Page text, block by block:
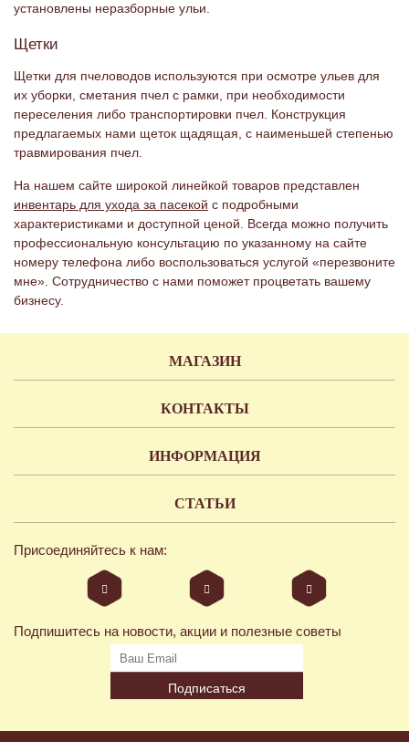
установлены неразборные ульи.
Щетки
Щетки для пчеловодов используются при осмотре ульев для
их уборки, сметания пчел с рамки, при необходимости
переселения либо транспортировки пчел. Конструкция
предлагаемых нами щеток щадящая, с наименьшей степенью
травмирования пчел.
На нашем сайте широкой линейкой товаров представлен
инвентарь для ухода за пасекой с подробными
характеристиками и доступной ценой. Всегда можно получить
профессиональную консультацию по указанному на сайте
номеру телефона либо воспользоваться услугой «перезвоните
мне». Сотрудничество с нами поможет процветать вашему
бизнесу.
МАГАЗИН
КОНТАКТЫ
ИНФОРМАЦИЯ
СТАТЬИ
Присоединяйтесь к нам:
Подпишитесь на новости, акции и полезные советы
Подписаться